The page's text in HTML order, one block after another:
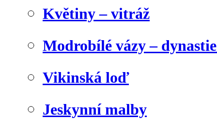
Květiny – vitráž
Modrobílé vázy –
Vikinská loď
Jeskynní malby